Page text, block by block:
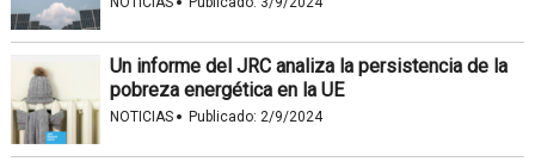
Un informe del JRC analiza la persistencia de la
pobreza energética en la UE
NOTICIAS · Publicado: 2/9/2024